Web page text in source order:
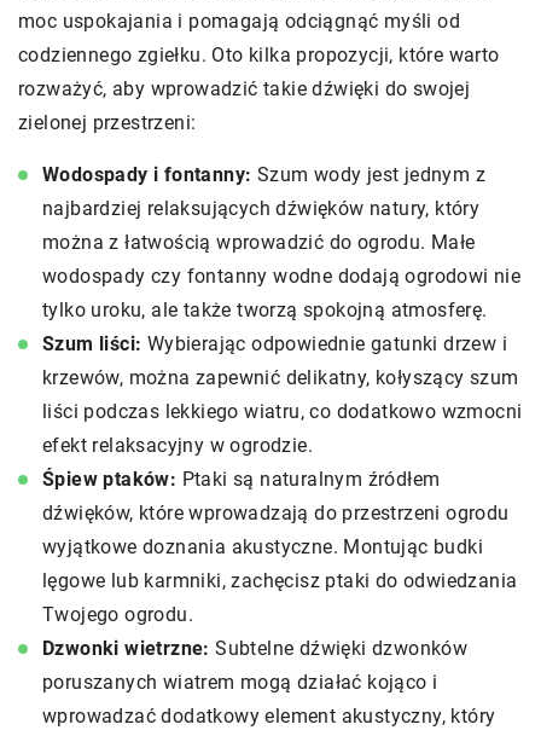
moc uspokajania i pomagają odciągnąć myśli od
codziennego zgiełku. Oto kilka propozycji, które warto
rozważyć, aby wprowadzić takie dźwięki do swojej
zielonej przestrzeni:
Wodospady i fontanny: Szum wody jest jednym z
najbardziej relaksujących dźwięków natury, który
można z łatwością wprowadzić do ogrodu. Małe
wodospady czy fontanny wodne dodają ogrodowi nie
tylko uroku, ale także tworzą spokojną atmosferę.
Szum liści: Wybierając odpowiednie gatunki drzew i
krzewów, można zapewnić delikatny, kołyszący szum
liści podczas lekkiego wiatru, co dodatkowo wzmocni
efekt relaksacyjny w ogrodzie.
Śpiew ptaków: Ptaki są naturalnym źródłem
dźwięków, które wprowadzają do przestrzeni ogrodu
wyjątkowe doznania akustyczne. Montując budki
lęgowe lub karmniki, zachęcisz ptaki do odwiedzania
Twojego ogrodu.
Dzwonki wietrzne: Subtelne dźwięki dzwonków
poruszanych wiatrem mogą działać kojąco i
wprowadzać dodatkowy element akustyczny, który